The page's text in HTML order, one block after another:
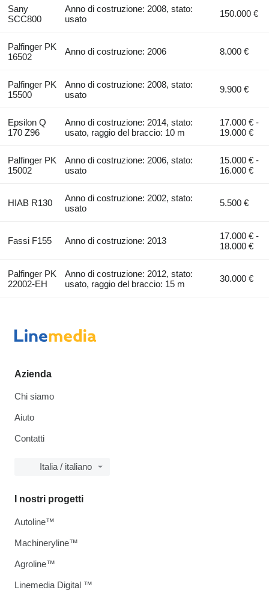
Sany
SCC800
Anno di costruzione: 2008, stato:
usato
150.000 €
Palfinger PK
16502
Anno di costruzione: 2006 8.000 €
Palfinger PK
15500
Anno di costruzione: 2008, stato:
usato
9.900 €
Epsilon Q
170 Z96
Anno di costruzione: 2014, stato:
usato, raggio del braccio: 10 m
17.000 € -
19.000 €
Palfinger PK
15002
Anno di costruzione: 2006, stato:
usato
15.000 € -
16.000 €
HIAB R130
Anno di costruzione: 2002, stato:
usato
5.500 €
Fassi F155 Anno di costruzione: 2013
17.000 € -
18.000 €
Palfinger PK
22002-EH
Anno di costruzione: 2012, stato:
usato, raggio del braccio: 15 m
30.000 €
Azienda
Chi siamo
Aiuto
Contatti
Italia / italiano
I nostri progetti
Autoline™
Machineryline™
Agroline™
Linemedia Digital ™